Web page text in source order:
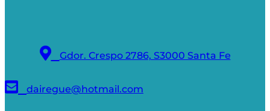
Gdor. Crespo 2786, S3000 Santa Fe
dairegue@hotmail.com